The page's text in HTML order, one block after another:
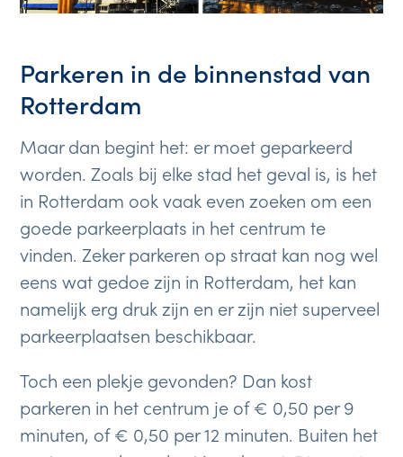
Parkeren in de binnenstad van
Rotterdam
Maar dan begint het: er moet geparkeerd
worden. Zoals bij elke stad het geval is, is het
in Rotterdam ook vaak even zoeken om een
goede parkeerplaats in het centrum te
vinden. Zeker parkeren op straat kan nog wel
eens wat gedoe zijn in Rotterdam, het kan
namelijk erg druk zijn en er zijn niet superveel
parkeerplaatsen beschikbaar.
Toch een plekje gevonden? Dan kost
parkeren in het centrum je of € 0,50 per 9
minuten, of € 0,50 per 12 minuten. Buiten het